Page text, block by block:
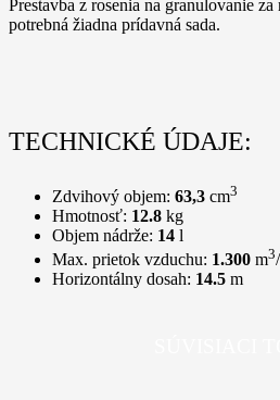
Prestavba z rosenia na granulovanie
potrebná žiadna prídavná sada.
TECHNICKÉ ÚDAJE:
Zdvihový objem: 63,3 cm3
Hmotnosť: 12.8 kg
Objem nádrže: 14 l
Max. prietok vzduchu: 1.300 m3
Horizontálny dosah: 14.5 m